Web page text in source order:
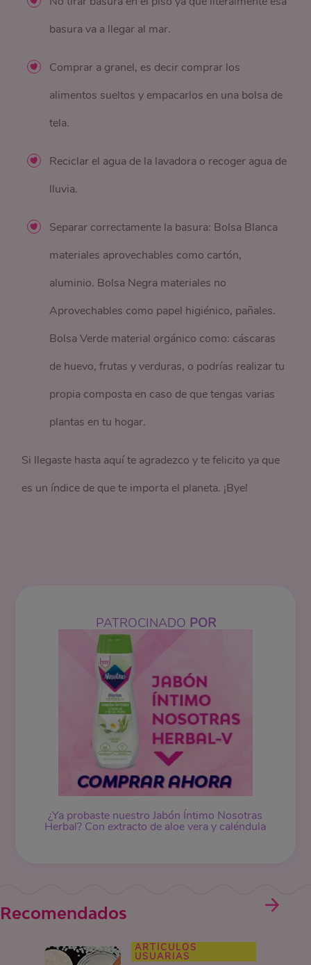
basura va a llegar al mar.
Comprar a granel, es decir comprar los
alimentos sueltos y empacarlos en una bolsa de
tela.
Reciclar el agua de la lavadora o recoger agua de
lluvia.
Separar correctamente la basura: Bolsa Blanca
materiales aprovechables como cartón,
aluminio. Bolsa Negra materiales no
Aprovechables como papel higiénico, pañales.
Bolsa Verde material orgánico como: cáscaras
de huevo, frutas y verduras, o podrías realizar tu
propia composta en caso de que tengas varias
plantas en tu hogar.
Si llegaste hasta aquí te agradezco y te felicito ya que
es un índice de que te importa el planeta. ¡Bye!
PATROCINADO POR
¿Ya probaste nuestro Jabón Íntimo Nosotras
Herbal? Con extracto de aloe vera y caléndula
Recomendados
ARTÍCULOS
USUARIAS